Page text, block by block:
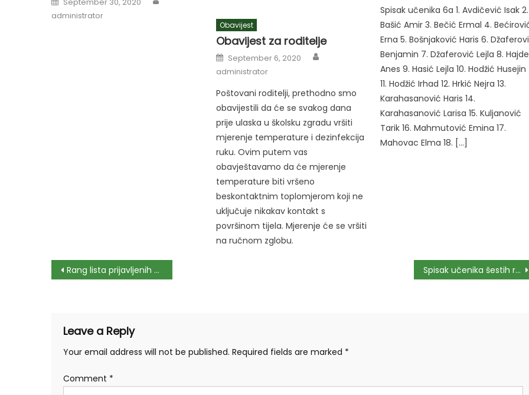
on
administrator
Obavijest
Obavijest za roditelje
Posted
on
September 6, 2020
administrator
Poštovani roditelji, prethodno smo
obavijestili da će se svakog dana
prije ulaska u školsku zgradu vršiti
mjerenje temperature i dezinfekcija
ruku. Ovim putem vas
obavještavamo da će mjerenje
temperature biti vršeno
beskontaktnim toplomjerom koji ne
uključuje nikakav kontakt s
površinom tijela. Mjerenje će se vršiti
na ručnom zglobu.
Spisak učenika 6a 1. Avdičević Isak 2.
Bašić Amir 3. Bečić Ermal 4.
Erna 5. Bošnjaković Haris 6.
Benjamin 7. Džaferović Lejla 8.
Anes 9. Hasić Lejla 10. Hodžić Husejin
11. Hodžić Irhad 12. Hrkić Nejra 13.
Karahasanović Haris 14.
Karahasanović Larisa 15. Kuljanović
Tarik 16. Mahmutović Emina 17.
Mahovac Elma 18. […]
Post
Rang lista prijavljenih kanidata za radno mjesto higijeničar Spisak učenika šestih razreda
Leave a Reply
Your email address will not be published. Required fields are marked *
Comment *